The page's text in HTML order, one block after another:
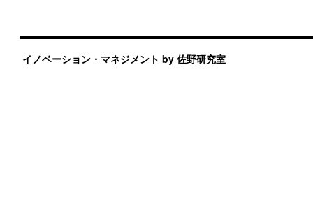
イノベーション・マネジメント by 佐野研究室